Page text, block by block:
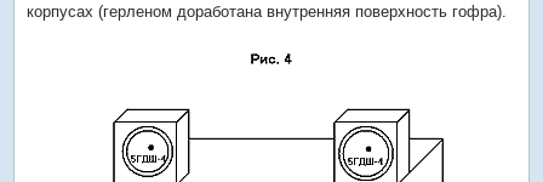
корпусах (герленом доработана внутренняя поверхность гофра).